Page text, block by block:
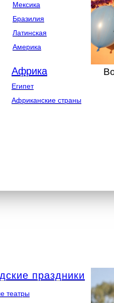
Египет
Африканские страны
Африка
Мексика
Бразилия
Латинская
Америка
театры
праздники